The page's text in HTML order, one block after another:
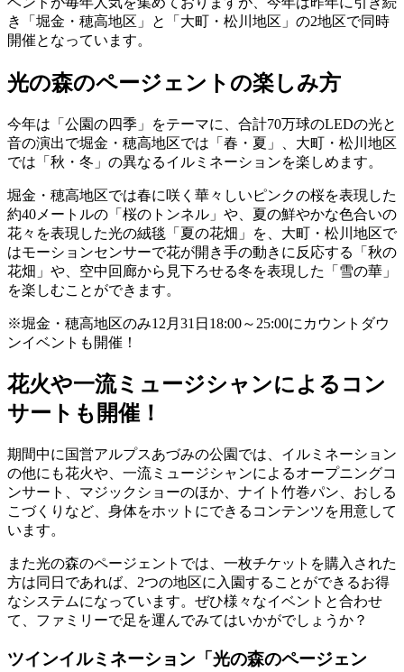
き「堀金・穂高地区」と「大町・松川地区」の2地区で同時
開催となっています。
光の森のページェントの楽しみ方
今年は「公園の四季」をテーマに、合計70万球のLEDの光と
音の演出で堀金・穂高地区では「春・夏」、大町・松川地区
では「秋・冬」の異なるイルミネーションを楽しめます。
堀金・穂高地区では春に咲く華々しいピンクの桜を表現した
約40メートルの「桜のトンネル」や、夏の鮮やかな色合いの
花々を表現した光の絨毯「夏の花畑」を、大町・松川地区で
はモーションセンサーで花が開き手の動きに反応する「秋の
花畑」や、空中回廊から見下ろせる冬を表現した「雪の華」
を楽しむことができます。
※堀金・穂高地区のみ12月31日18:00～25:00にカウントダウ
ンイベントも開催！
花火や一流ミュージシャンによるコン
サートも開催！
期間中に国営アルプスあづみの公園では、イルミネーション
の他にも花火や、一流ミュージシャンによるオープニングコ
ンサート、マジックショーのほか、ナイト竹巻パン、おしる
こづくりなど、身体をホットにできるコンテンツを用意して
います。
また光の森のページェントでは、一枚チケットを購入された
方は同日であれば、2つの地区に入園することができるお得
なシステムになっています。ぜひ様々なイベントと合わせ
て、ファミリーで足を運んでみてはいかがでしょうか？
ツインイルミネーション「光の森のページェン